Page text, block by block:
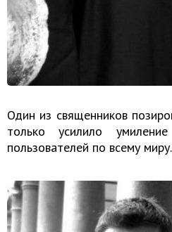
Один из священников
только усилило
пользователей по всему миру.